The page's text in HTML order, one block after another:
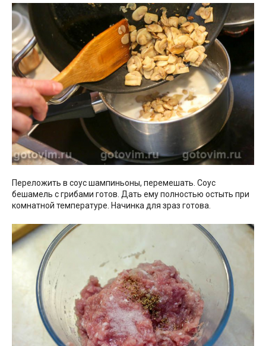
Переложить в соус шампиньоны, перемешать. Соус
бешамель с грибами готов. Дать ему полностью остыть при
комнатной температуре. Начинка для зраз готова.